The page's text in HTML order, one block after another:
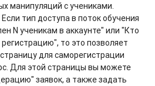
манипуляций с учениками.
тип доступа в поток обучения
N ученикам в аккаунте" или "Кто
то это позволяет
для саморегистрации
Для этой страницы вы можете
заявок, а также задать